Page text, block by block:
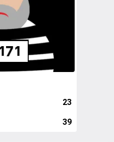
23
39